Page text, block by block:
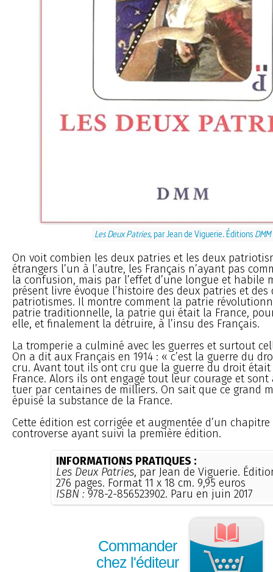
Les Deux Patries, par Jean de Viguerie. Éditions DMM
On voit combien les deux patries et les deux
étrangers l’un à l’autre, les Français n’ayant pas
la confusion, mais par l’effet d’une longue et habile
présent livre évoque l’histoire des deux patries et des
patriotismes. Il montre comment la patrie
patrie traditionnelle, la patrie qui était la France,
elle, et finalement la détruire, à l’insu des Français.
La tromperie a culminé avec les guerres et surtout
On a dit aux Français en 1914 : « c’est la guerre du
cru. Avant tout ils ont cru que la guerre du droit était
France. Alors ils ont engagé tout leur courage et sont
tuer par centaines de milliers. On sait que ce grand
épuisé la substance de la France.
Cette édition est corrigée et augmentée d’un
controverse ayant suivi la première édition.
INFORMATIONS PRATIQUES :
Les Deux Patries, par Jean de Viguerie.
276 pages. Format 11 x 18 cm. 9,95 euros
ISBN : 978-2-856523902. Paru en juin 2017
Commander
chez l'éditeur